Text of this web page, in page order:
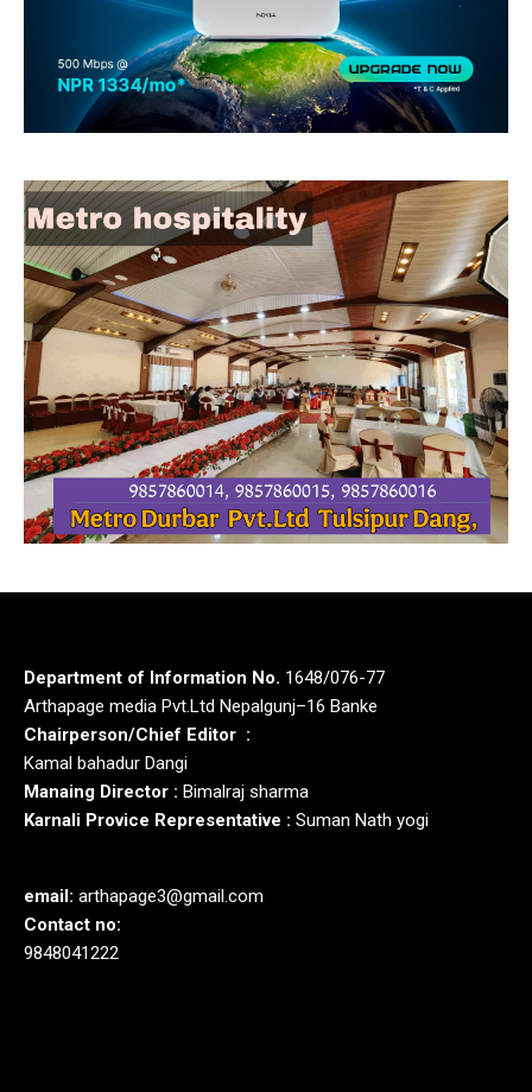
Department of Information No. 1648/076-77
Arthapage media Pvt.Ltd Nepalgunj–16 Banke
Chairperson/Chief Editor :
Kamal bahadur Dangi
Manaing Director : Bimalraj sharma
Karnali Provice Representative : Suman Nath yogi
email: arthapage3@gmail.com
Contact no:
9848041222